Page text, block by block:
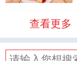
查看更多